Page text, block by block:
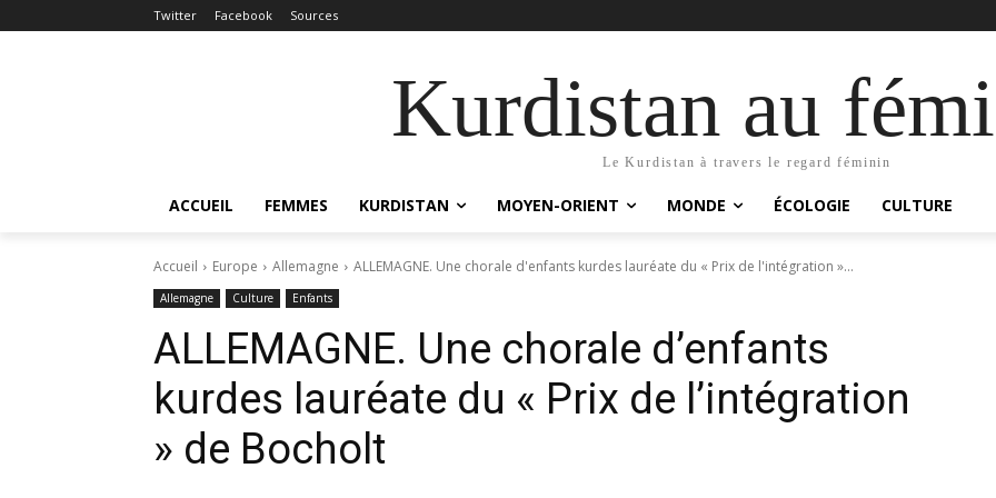
Twitter Facebook Sources
Kurdistan au
Le Kurdistan à travers le regard féminin
ACCUEIL FEMMES KURDISTAN MOYEN-ORIENT MONDE ÉCOLOGIE CULTURE
Accueil Europe Allemagne ALLEMAGNE. Une chorale d'enfants kurdes lauréate du « Prix de l'intégration »...
Allemagne Culture Enfants
ALLEMAGNE. Une chorale d’enfants
kurdes lauréate du « Prix de l’intégration
» de Bocholt